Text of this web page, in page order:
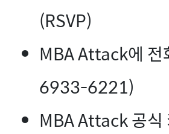
(RSVP)
MBA Attack에
6933-6221)
MBA Attack 공식